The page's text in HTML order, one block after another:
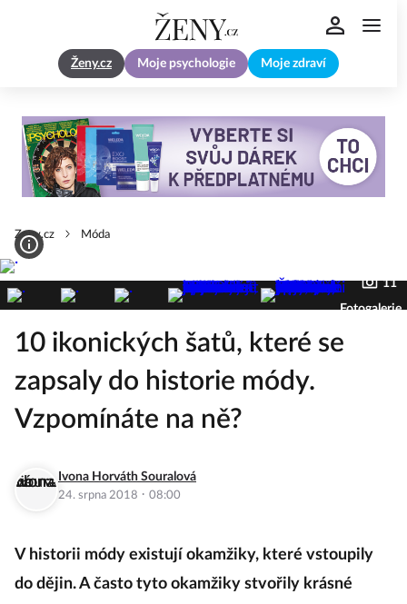
Ženy.cz Moje psychologie Moje zdraví
Zeny.cz Móda
11
Fotogalerie
10 ikonických šatů, které se
zapsaly do historie módy.
Vzpomínáte na ně?
Ivona Horváth Souralová
24. srpna 2018 · 08:00
V historii módy existují okamžiky, které vstoupily
do dějin. A často tyto okamžiky stvořily krásné